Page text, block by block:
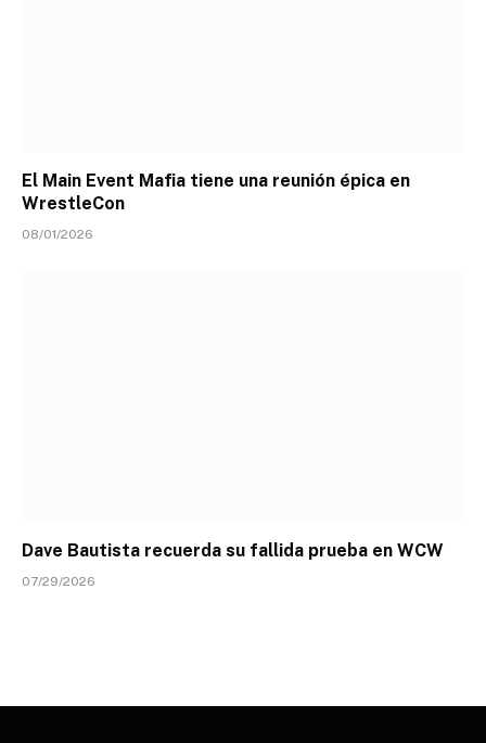
El Main Event Mafia tiene una reunión épica en
WrestleCon
08/01/2026
Dave Bautista recuerda su fallida prueba en WCW
07/29/2026